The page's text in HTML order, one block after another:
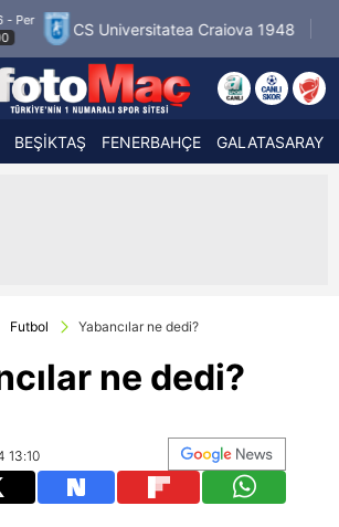
Universitatea Craiova 1948 FC Inter
BEŞİKTAŞ FENERBAHÇE GALATASARAY
Futbol Yabancılar ne dedi?
ne dedi?
13:10